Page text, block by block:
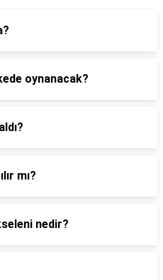
oynanacak?
mı?
nedir?